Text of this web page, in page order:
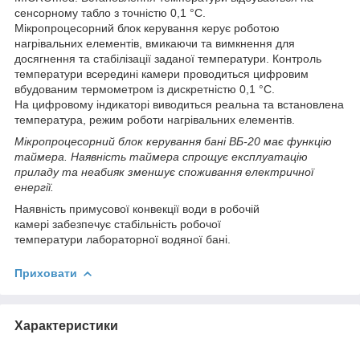
сенсорному табло з точністю 0,1 °C.
Мікропроцесорний блок керування керує роботою
нагрівальних елементів, вмикаючи та вимкнення для
досягнення та стабілізації заданої температури. Контроль
температури всередині камери проводиться цифровим
вбудованим термометром із дискретністю 0,1 °C.
На цифровому індикаторі виводиться реальна та встановлена
температура, режим роботи нагрівальних елементів.
Мікропроцесорний блок керування бані ВБ-20 має функцію
таймера. Наявність таймера спрощує експлуатацію
приладу та неабияк зменшує споживання електричної
енергії.
Наявність примусової конвекції води в робочій
камері забезпечує стабільність робочої
температури лабораторної водяної бані.
Приховати
Характеристики